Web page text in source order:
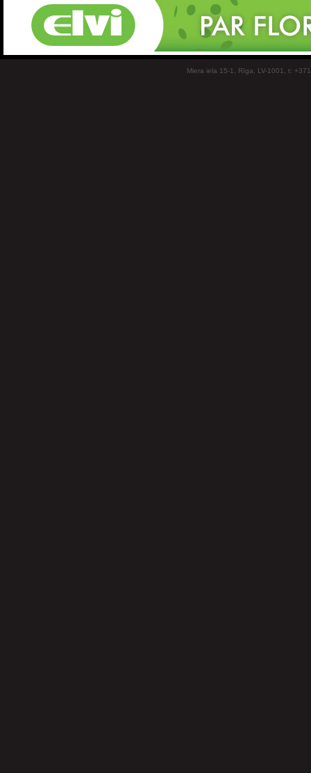
Miera iela 15-1, Rīga, LV-1001, t: